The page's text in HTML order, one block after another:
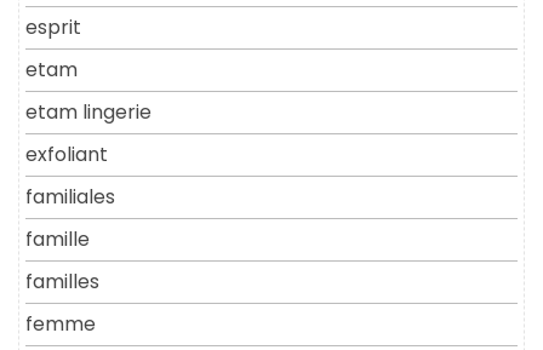
esprit
etam
etam lingerie
exfoliant
familiales
famille
familles
femme